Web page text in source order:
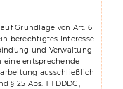
Grundlage von Art. 6
berechtigtes Interesse
und Verwaltung
eine entsprechende
ausschließlich
§ 25 Abs. 1 TDDDG,